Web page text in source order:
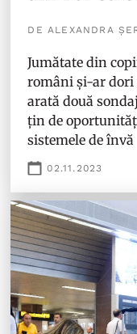
DE ALEXANDRA
Jumătate din
români și-ar dori
arată două
țin de
sistemele de învă
02.11.2023